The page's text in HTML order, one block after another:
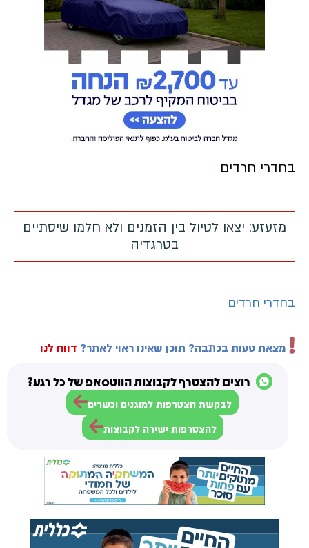
בחדרי חרדים
מזעזע: יצאו לטיול בין הזמנים ולא חלמו שיסתיים
בטרגדיה
בחדרי חרדים
מצאת טעות בכתבה? תוכן שאינו ראוי לאתר? דווח לנו
רוצים להצטרף לקבוצות הווטסאפ של כל רגע?
לבקשת הצטרפות למוגנים וכשרים
להצטרפות ישירה לקבוצות